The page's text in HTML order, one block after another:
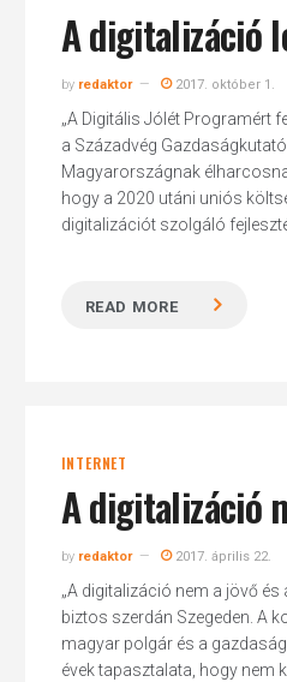
A digitalizáció
by redaktor 2017. október 1.
„A Digitális Jólét Programért
a Századvég
Magyarországnak
hogy a 2020 utáni uniós
digitalizációt szolgáló
READ MORE
INTERNET
A digitalizáció
by redaktor 2017. április 22.
„A digitalizáció nem a jövő
biztos szerdán Szegeden. A
magyar polgár és a
évek tapasztalata, hogy nem